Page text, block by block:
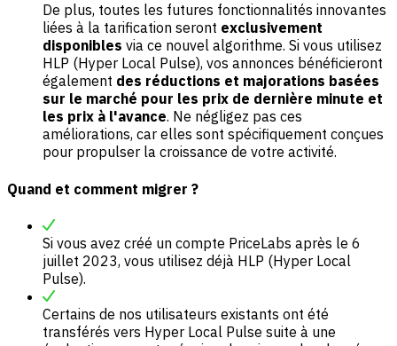
De plus, toutes les futures fonctionnalités innovantes
liées à la tarification seront exclusivement
disponibles via ce nouvel algorithme. Si vous utilisez
HLP (Hyper Local Pulse), vos annonces bénéficieront
également des réductions et majorations basées
sur le marché pour les prix de dernière minute et
les prix à l'avance. Ne négligez pas ces
améliorations, car elles sont spécifiquement conçues
pour propulser la croissance de votre activité.
Quand et comment migrer ?
Si vous avez créé un compte PriceLabs après le 6
juillet 2023, vous utilisez déjà HLP (Hyper Local
Pulse).
Certains de nos utilisateurs existants ont été
transférés vers Hyper Local Pulse suite à une